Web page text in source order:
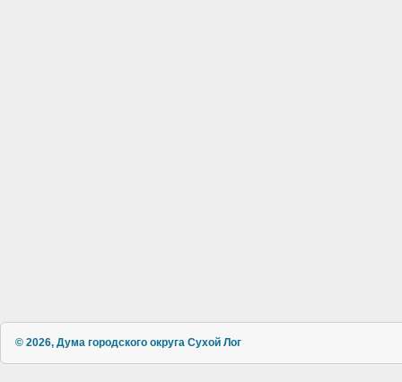
© 2026, Дума городского округа Сухой Лог